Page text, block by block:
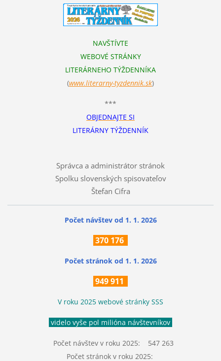
NAVŠTÍVTE
WEBOVÉ STRÁNKY
LITERÁRNEHO TÝŽDENNÍKA
(www.literarny-tyzdennik.sk)
***
OBJEDNAJTE SI
LITERÁRNY TÝŽDENNÍK
Správca a administrátor stránok
Spolku slovenských spisovateľov
Štefan Cifra
Počet návštev od 1. 1. 2026
370 176
Počet stránok od 1. 1. 2026
949 911
V roku 2025 webové stránky SSS
videlo vyše pol milióna návštevníkov
Počet návštev v roku 2025: 547 263
Počet stránok v roku 2025: